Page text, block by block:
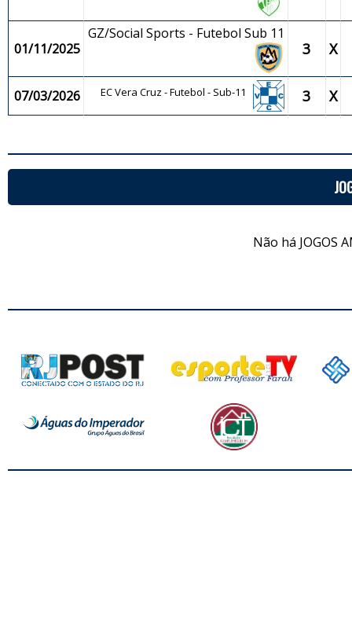
01/11/2025
GZ/Social Sports - Futebol Sub 11
3 X
07/03/2026 EC Vera Cruz - Futebol - Sub-11 3 X
Não há JOGOS